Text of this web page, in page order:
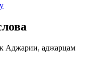
Аджарии, аджарцам